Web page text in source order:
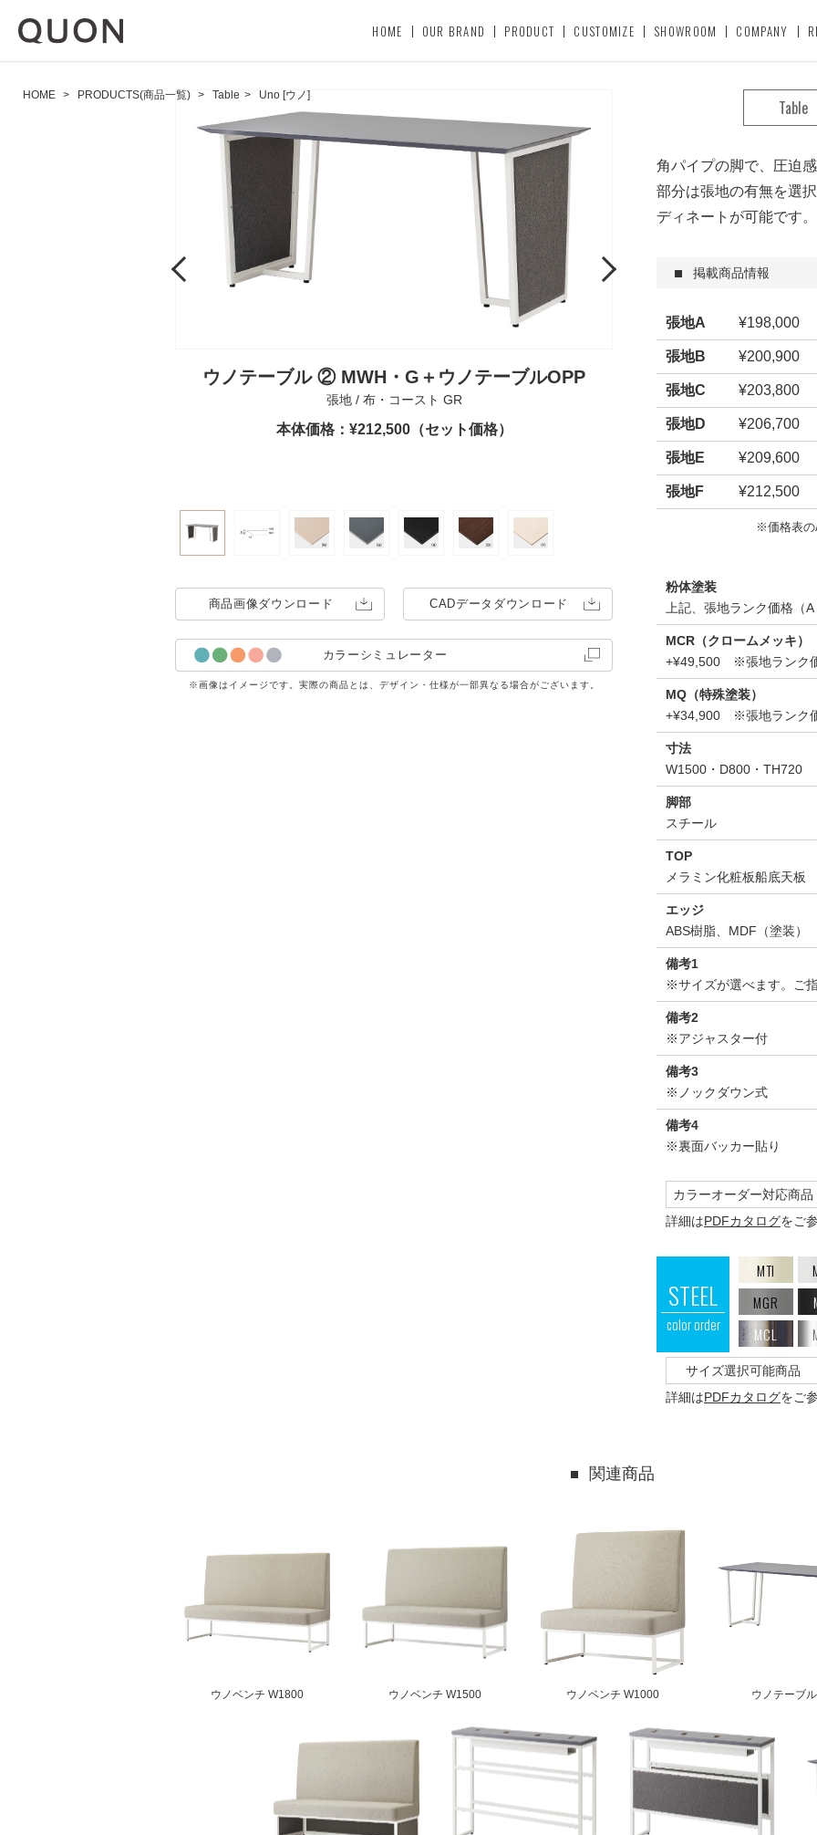
HOME OUR BRAND PRODUCT CUSTOMIZE SHOWROOM COMPANY
HOME > PRODUCTS(商品一覧) > Table > Uno [ウノ]
Previous
ウノテーブル ② MWH・G＋ウノテーブルOPP
張地 / 布・コースト GR
本体価格：¥212,500（セット価格）
Next
商品画像ダウンロード CADデータ ダウンロード
カラーシミュレーター
※画像はイメージです。実際の商品とは、デザイン・仕様が一部異なる場合がございます。
Table
角パイプの脚で、圧迫
部分は張地の有無を選
ディネートが可能です。
掲載商品情報
張地A ¥198,000
張地B ¥200,900
張地C ¥203,800
張地D ¥206,700
張地E ¥209,600
張地F ¥212,500
※価格表の
粉体塗装
上記、張地ランク価格（
MCR（クロームメッキ）
+¥49,500 ※張地ランク価
MQ（特殊塗装）
+¥34,900 ※張地ランク価
寸法
W1500・D800・TH720
脚部
スチール
TOP
メラミン化粧板船底天板
エッジ
ABS樹脂、MDF（塗装）
備考1
※サイズが選べます。ご指
備考2
※アジャスター付
備考3
※ノックダウン式
備考4
※裏面バッカー貼り
カラーオーダー対応商品
詳細はPDFカタログをご
STEEL
color order
MTI
MGR
MCL
サイズ選択可能商品
詳細はPDFカタログをご
関連商品
ウノベンチ W1800 ウノベンチ W1500 ウノベンチ W1000 ウノテーブ